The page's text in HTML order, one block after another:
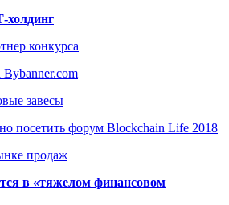
холдинг
конкурса
завесы
посетить форум Blockchain Life 2018
продаж
в «тяжелом финансовом